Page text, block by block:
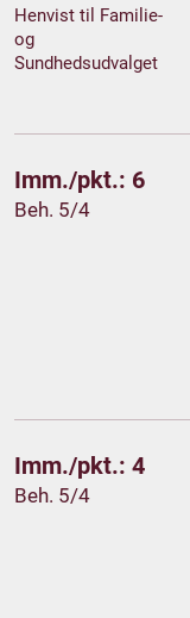
Henvist til Familie-
og
Sundhedsudvalget
Imm./pkt.: 6
Beh. 5/4
Imm./pkt.: 4
Beh. 5/4